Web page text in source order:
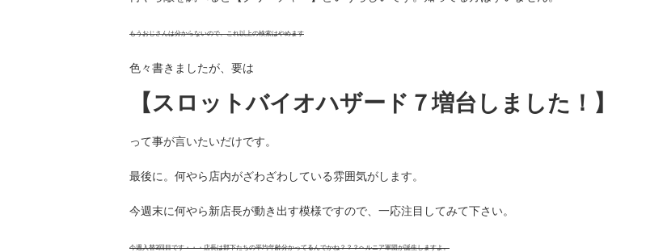
もうおじさんは分からないので、これ以上の検索はやめます
色々書きましたが、要は
【スロットバイオハザード７増台しました！】
って事が言いたいだけです。
最後に。何やら店内がざわざわしている雰囲気がします。
今週末に何やら新店長が動き出す模様ですので、一応注目してみて下さい。
今週入替3回目です・・・店長は部下たちの平均年齢分かってるんでかね？？？ヘルニア軍団が誕生しますよ。